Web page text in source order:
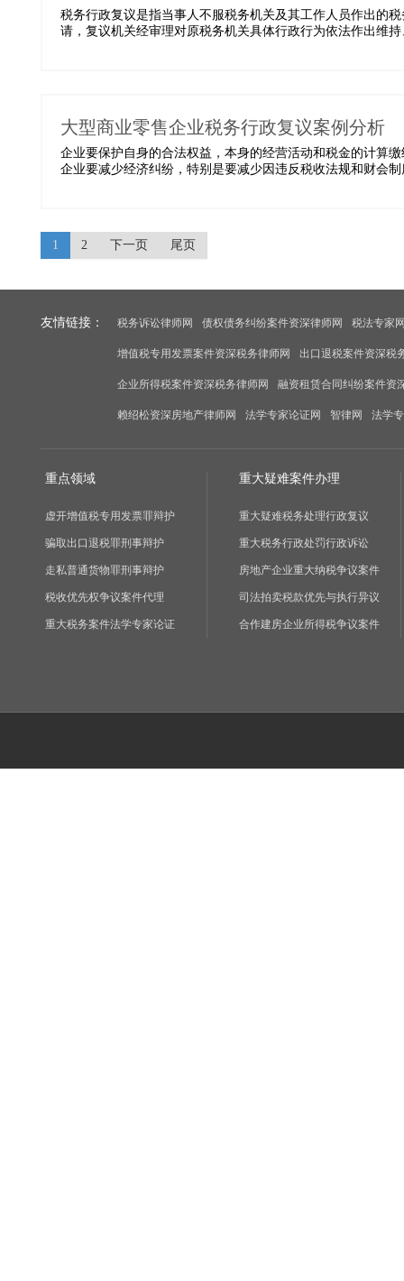
税务行政复议是指当事人不服税务机关及其工作人员作出的
请，复议机关经审理对原税务机关具体行政行为依法作出维
大型商业零售企业税务行政复议案例分析
企业要保护自身的合法权益，本身的经营活动和税金的计算
企业要减少经济纠纷，特别是要减少因违反税收法规和财会
1 2 下一页 尾页
友情链接： 税务诉讼律师网 债权债务纠纷案件资深律师网 税法专家
增值税专用发票案件资深税务律师网 出口退税案件资深税
企业所得税案件资深税务律师网 融资租赁合同纠纷案件资
赖绍松资深房地产律师网 法学专家论证网 智律网 法学
重点领域
虚开增值税专用发票罪辩护
骗取出口退税罪刑事辩护
走私普通货物罪刑事辩护
税收优先权争议案件代理
重大税务案件法学专家论证
重大疑难案件办理
重大疑难税务处理行政复议
重大税务行政处罚行政诉讼
房地产企业重大纳税争议案件
司法拍卖税款优先与执行异议
合作建房企业所得税争议案件